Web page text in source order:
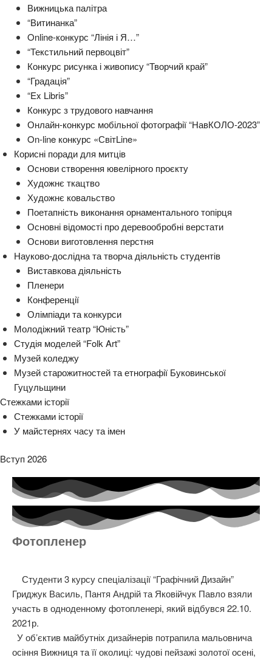
Вижницька палітра
“Витинанка”
Online-конкурс “Лінія і Я…”
“Текстильний первоцвіт”
Конкурс рисунка і живопису “Творчий край”
“Градація”
“Ex Libris”
Конкурс з трудового навчання
Онлайн-конкурс мобільної фотографії “НавКОЛО-2023”
On-line конкурс «СвітLine»
Корисні поради для митців
Основи створення ювелірного проєкту
Художнє ткацтво
Художнє ковальство
Поетапність виконання орнаментального топірця
Основні відомості про деревообробні верстати
Основи виготовлення перстня
Науково-дослідна та творча діяльність студентів
Виставкова діяльність
Пленери
Конференції
Олімпіади та конкурси
Молодіжний театр “Юність”
Студія моделей “Folk Art”
Музей коледжу
Музей старожитностей та етнографії Буковинської
Гуцульщини
Стежками історії
Стежками історії
У майстернях часу та імен
Вступ 2026
Фотопленер
Студенти 3 курсу спеціалізації “Графічний Дизайн”
Гриджук Василь, Пантя Андрій та Яковійчук Павло взяли
участь в одноденному фотопленері, який відбувся 22.10.
2021р.
У об’єктив майбутніх дизайнерів потрапила мальовнича
осіння Вижниця та її околиці: чудові пейзажі золотої осені,